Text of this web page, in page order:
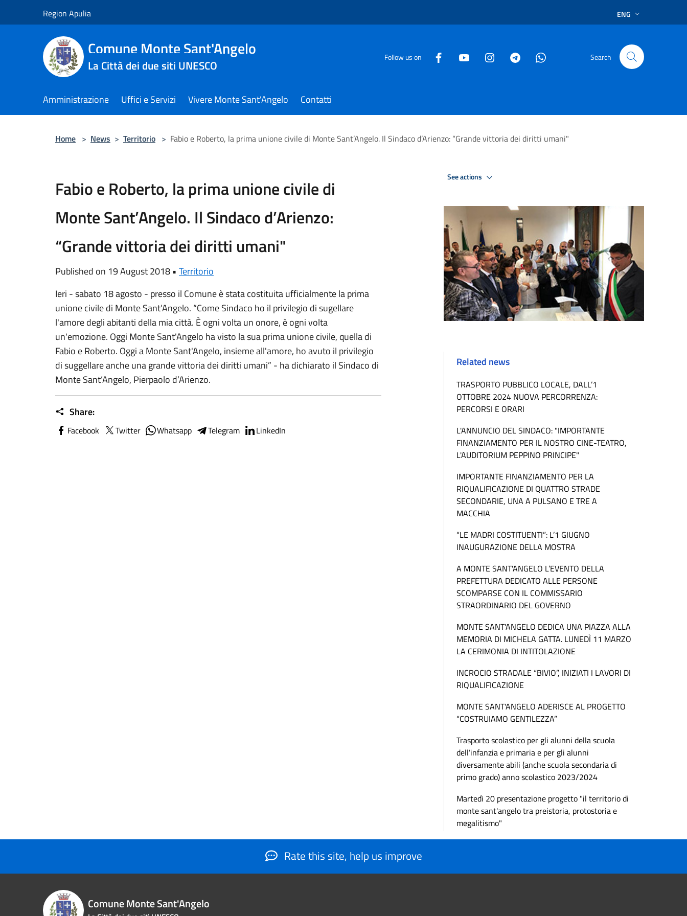
Region Apulia ENG
Comune Monte Sant'Angelo
La Città dei due siti UNESCO
Follow us on Search
Amministrazione Uffici e Servizi Vivere Monte Sant'Angelo Contatti
Home > News > Territorio > Fabio e Roberto, la prima unione civile di Monte Sant’Angelo. Il Sindaco d’Arienzo: “Grande vittoria dei diritti umani"
Fabio e Roberto, la prima unione civile di
Monte Sant’Angelo. Il Sindaco d’Arienzo:
“Grande vittoria dei diritti umani"
Published on 19 August 2018 • Territorio
Ieri - sabato 18 agosto - presso il Comune è stata costituita ufficialmente la prima
unione civile di Monte Sant’Angelo. “Come Sindaco ho il privilegio di sugellare
l'amore degli abitanti della mia città. È ogni volta un onore, è ogni volta
un'emozione. Oggi Monte Sant'Angelo ha visto la sua prima unione civile, quella di
Fabio e Roberto. Oggi a Monte Sant'Angelo, insieme all'amore, ho avuto il privilegio
di suggellare anche una grande vittoria dei diritti umani” - ha dichiarato il Sindaco di
Monte Sant’Angelo, Pierpaolo d’Arienzo.
Share:
Facebook Twitter Whatsapp Telegram LinkedIn
See actions
Related news
TRASPORTO PUBBLICO LOCALE, DALL’1
OTTOBRE 2024 NUOVA PERCORRENZA:
PERCORSI E ORARI
L'ANNUNCIO DEL SINDACO: "IMPORTANTE
FINANZIAMENTO PER IL NOSTRO CINE-TEATRO,
L'AUDITORIUM PEPPINO PRINCIPE"
IMPORTANTE FINANZIAMENTO PER LA
RIQUALIFICAZIONE DI QUATTRO STRADE
SECONDARIE, UNA A PULSANO E TRE A
MACCHIA
“LE MADRI COSTITUENTI”: L’1 GIUGNO
INAUGURAZIONE DELLA MOSTRA
A MONTE SANT'ANGELO L’EVENTO DELLA
PREFETTURA DEDICATO ALLE PERSONE
SCOMPARSE CON IL COMMISSARIO
STRAORDINARIO DEL GOVERNO
MONTE SANT'ANGELO DEDICA UNA PIAZZA ALLA
MEMORIA DI MICHELA GATTA. LUNEDÌ 11 MARZO
LA CERIMONIA DI INTITOLAZIONE
INCROCIO STRADALE “BIVIO”, INIZIATI I LAVORI DI
RIQUALIFICAZIONE
MONTE SANT'ANGELO ADERISCE AL PROGETTO
“COSTRUIAMO GENTILEZZA”
Trasporto scolastico per gli alunni della scuola
dell’infanzia e primaria e per gli alunni
diversamente abili (anche scuola secondaria di
primo grado) anno scolastico 2023/2024
Martedì 20 presentazione progetto "il territorio di
monte sant'angelo tra preistoria, protostoria e
megalitismo"
Rate this site, help us improve
Comune Monte Sant'Angelo